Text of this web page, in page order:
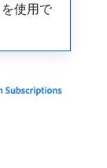
を使用で